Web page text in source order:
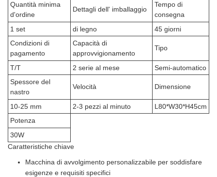
Quantità minima
d'ordine
Dettagli dell' imballaggio
Tempo di
consegna
1 set
di legno
45 giorni
Condizioni di
pagamento
Capacità di
approvvigionamento
Tipo
T/T 2 serie al mese
Semi-automatico
Spessore del
nastro
Velocità Dimensione
10-25 mm 2-3 pezzi al minuto
L80*W30*H45cm
Potenza
30W
Caratteristiche chiave
Macchina di avvolgimento personalizzabile per soddisfare
esigenze e requisiti specifici